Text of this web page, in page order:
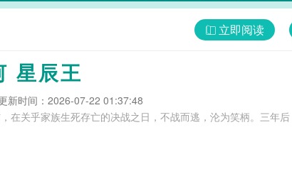
立即阅读
星辰王
新时间：2026-07-22 01:37:48
在关乎家族生死存亡的决战之日，不战而逃，沦为笑柄。三年